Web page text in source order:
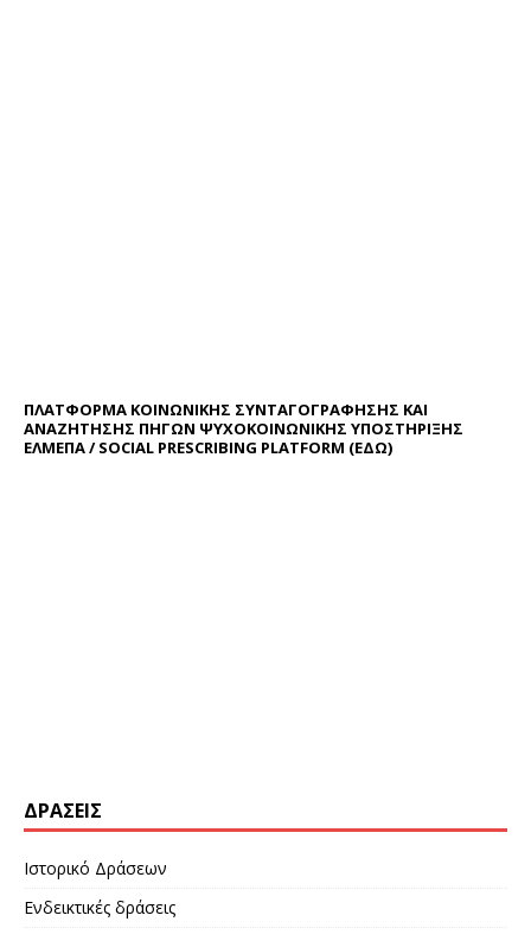
ΠΛΑΤΦΟΡΜΑ ΚΟΙΝΩΝΙΚΗΣ ΣΥΝΤΑΓΟΓΡΑΦΗΣΗΣ ΚΑΙ
ΑΝΑΖΗΤΗΣΗΣ ΠΗΓΩΝ ΨΥΧΟΚΟΙΝΩΝΙΚΗΣ ΥΠΟΣΤΗΡΙΞΗΣ
ΕΛΜΕΠΑ / SOCIAL PRESCRIBING PLATFORM (ΕΔΩ)
ΔΡΆΣΕΙΣ
Ιστορικό Δράσεων
Ενδεικτικές δράσεις